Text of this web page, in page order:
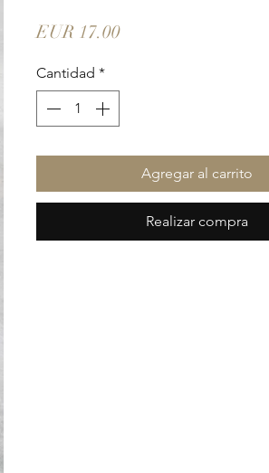
EUR 17.00Precio
Cantidad *
Agregar al carrito
Realizar compra